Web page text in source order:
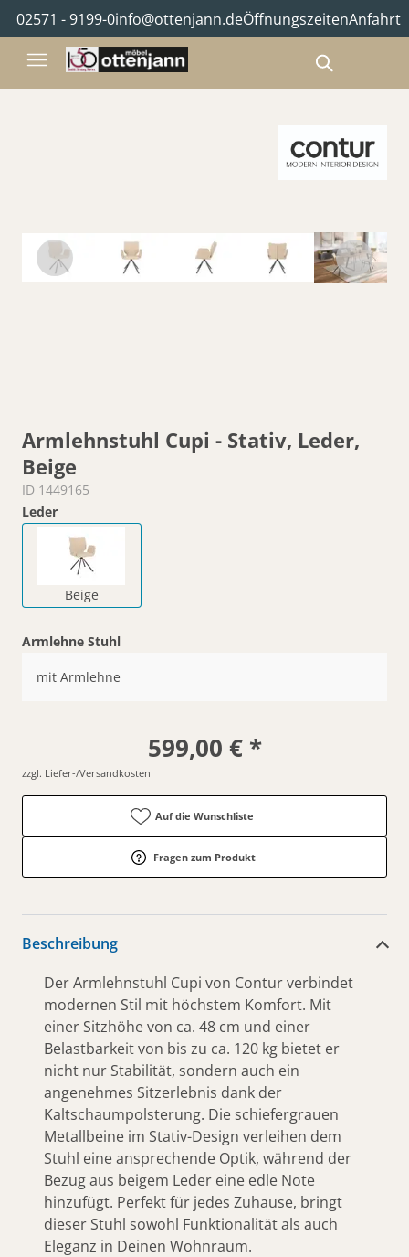
02571 - 9199-0info@ottenjann.deÖffnungszeitenAnfahrt
Armlehnstuhl Cupi - Stativ, Leder,
Beige
ID 1449165
Leder
Beige
Armlehne Stuhl
mit Armlehne
599,00 € *
zzgl. Liefer-/Versandkosten
Auf die Wunschliste
Fragen zum Produkt
Beschreibung
Der Armlehnstuhl Cupi von Contur verbindet
modernen Stil mit höchstem Komfort. Mit
einer Sitzhöhe von ca. 48 cm und einer
Belastbarkeit von bis zu ca. 120 kg bietet er
nicht nur Stabilität, sondern auch ein
angenehmes Sitzerlebnis dank der
Kaltschaumpolsterung. Die schiefergrauen
Metallbeine im Stativ-Design verleihen dem
Stuhl eine ansprechende Optik, während der
Bezug aus beigem Leder eine edle Note
hinzufügt. Perfekt für jedes Zuhause, bringt
dieser Stuhl sowohl Funktionalität als auch
Eleganz in Deinen Wohnraum.